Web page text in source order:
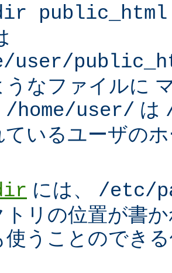
public_html
user/
うなファイルに
/home/user/ は
ているユーザの
には、 /etc/
トリの位置が書
使うことのでき